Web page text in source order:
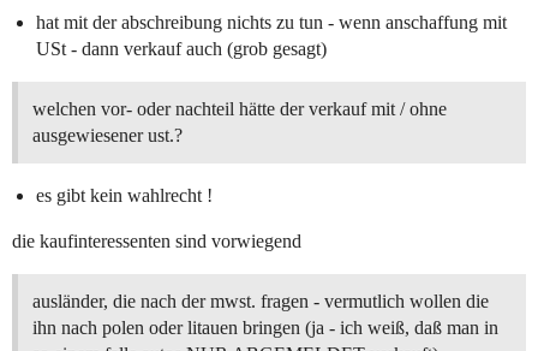
hat mit der abschreibung nichts zu tun - wenn anschaffung mit
USt - dann verkauf auch (grob gesagt)
welchen vor- oder nachteil hätte der verkauf mit / ohne
ausgewiesener ust.?
es gibt kein wahlrecht !
die kaufinteressenten sind vorwiegend
ausländer, die nach der mwst. fragen - vermutlich wollen die
ihn nach polen oder litauen bringen (ja - ich weiß, daß man in